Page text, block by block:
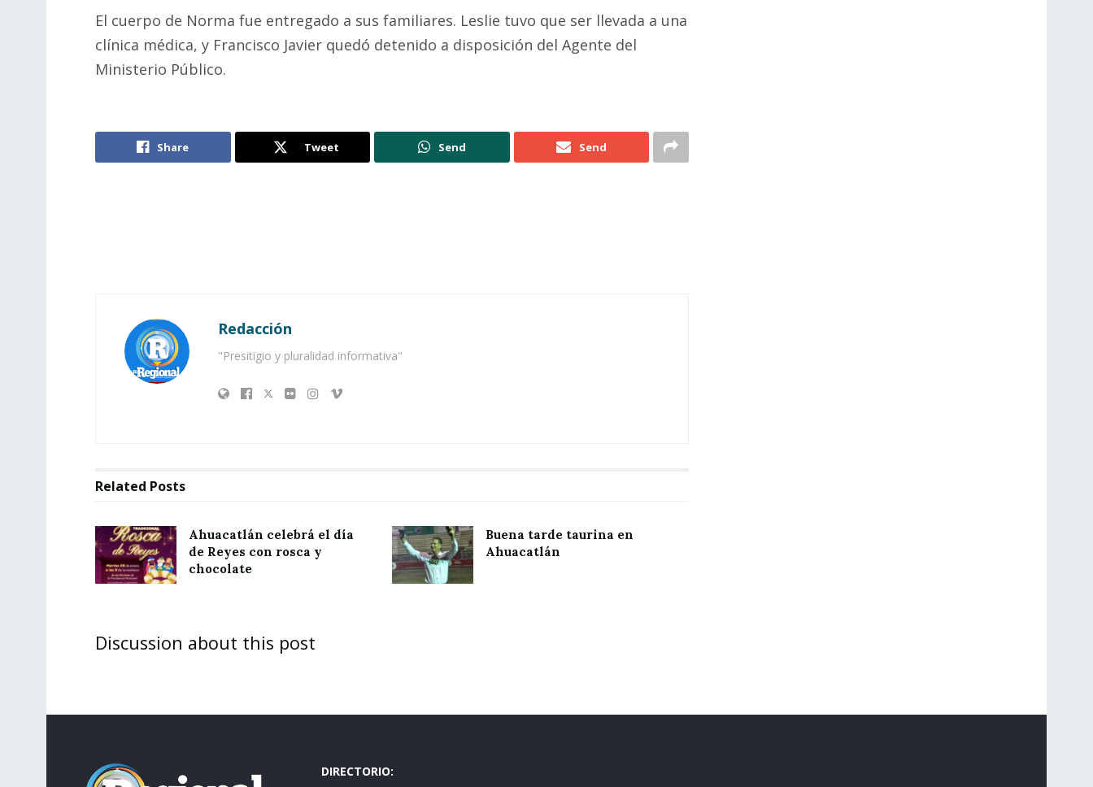
El cuerpo de Norma fue entregado a sus familiares. Leslie tuvo que ser llevada a una
clínica médica, y Francisco Javier quedó detenido a disposición del Agente del
Ministerio Público.
Share Tweet Send Send
Redacción
"Presitigio y pluralidad informativa"
Related Posts
Ahuacatlán celebrá el día
de Reyes con rosca y
chocolate
Buena tarde taurina en
Ahuacatlán
Discussion about this post
DIRECTORIO: